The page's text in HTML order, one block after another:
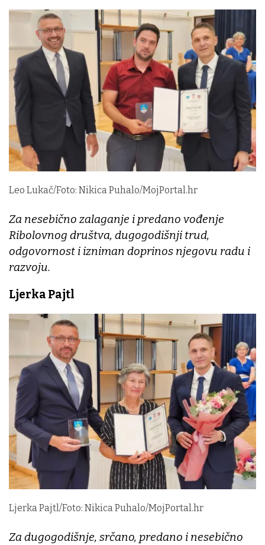
Leo Lukač/Foto: Nikica Puhalo/MojPortal.hr
Za nesebično zalaganje i predano vođenje
Ribolovnog društva, dugogodišnji trud,
odgovornost i izniman doprinos njegovu radu i
razvoju.
Ljerka Pajtl
Ljerka Pajtl/Foto: Nikica Puhalo/MojPortal.hr
Za dugogodišnje, srčano, predano i nesebično